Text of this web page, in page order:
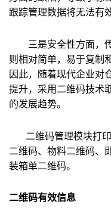
跟踪管理数据将无法有
三是安全性方面，
则相对简单，易于复制
因此，随着现代企业对
提升，采用二维码技术
的发展趋势。
二维码管理模块打
二维码、物料二维码、
装箱单二维码。
二维码有效信息